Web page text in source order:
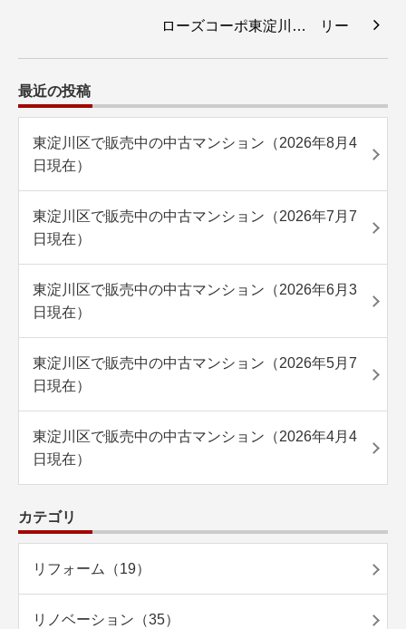
ローズコーポ東淀川…
最近の投稿
東淀川区で販売中の中古マンション（2026年8月4
日現在）
東淀川区で販売中の中古マンション（2026年7月7
日現在）
東淀川区で販売中の中古マンション（2026年6月3
日現在）
東淀川区で販売中の中古マンション（2026年5月7
日現在）
東淀川区で販売中の中古マンション（2026年4月4
日現在）
カテゴリ
リフォーム（19）
リノベーション（35）